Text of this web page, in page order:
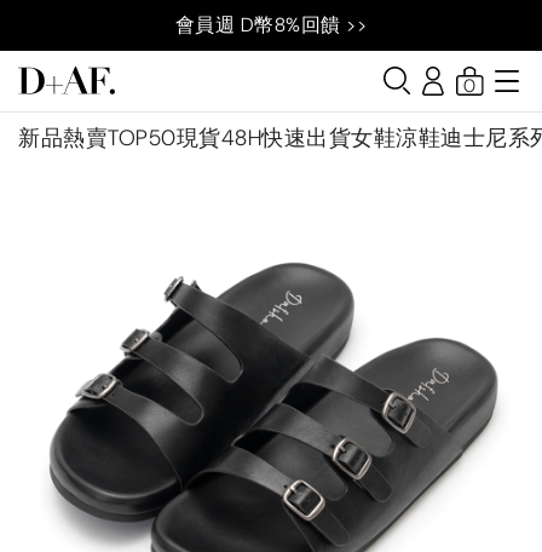
會員週 D幣8%回饋 >>
新品熱賣TOP50現貨48H快速出貨女鞋涼鞋迪士尼系
0